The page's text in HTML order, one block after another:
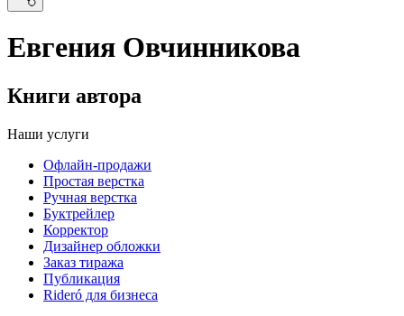
Евгения Овчинникова
Книги автора
Наши услуги
Офлайн-продажи
Простая верстка
Ручная верстка
Буктрейлер
Корректор
Дизайнер обложки
Заказ тиража
Публикация
Rideró для бизнеса